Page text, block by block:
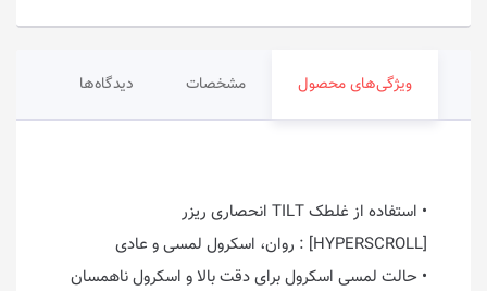
ویژگی‌های محصول مشخصات دیدگاه‌ها
• استفاده از غلطک TILT انحصاری ریزر
[HYPERSCROLL] : روان، اسکرول لمسی و عادی
• حالت لمسی اسکرول برای دقت بالا و اسکرول ناهمسان